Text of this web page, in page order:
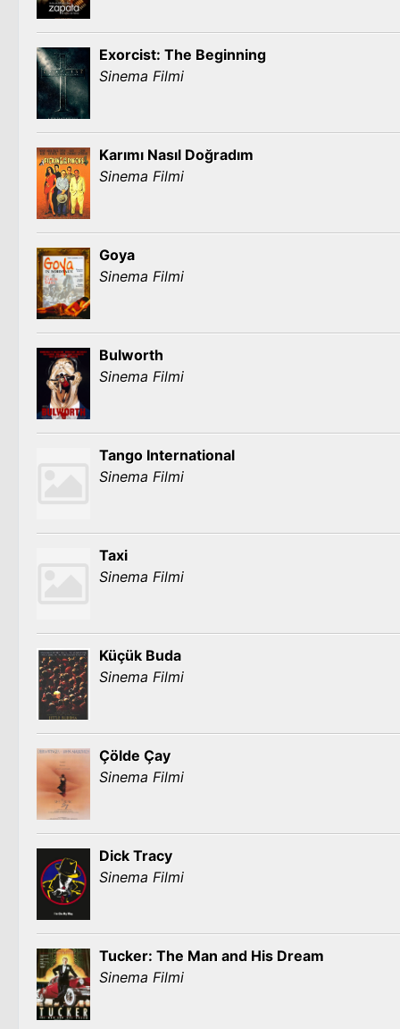
Exorcist: The Beginning
Sinema Filmi
Karımı Nasıl Doğradım
Sinema Filmi
Goya
Sinema Filmi
Bulworth
Sinema Filmi
Tango International
Sinema Filmi
Taxi
Sinema Filmi
Küçük Buda
Sinema Filmi
Çölde Çay
Sinema Filmi
Dick Tracy
Sinema Filmi
Tucker: The Man and His Dream
Sinema Filmi